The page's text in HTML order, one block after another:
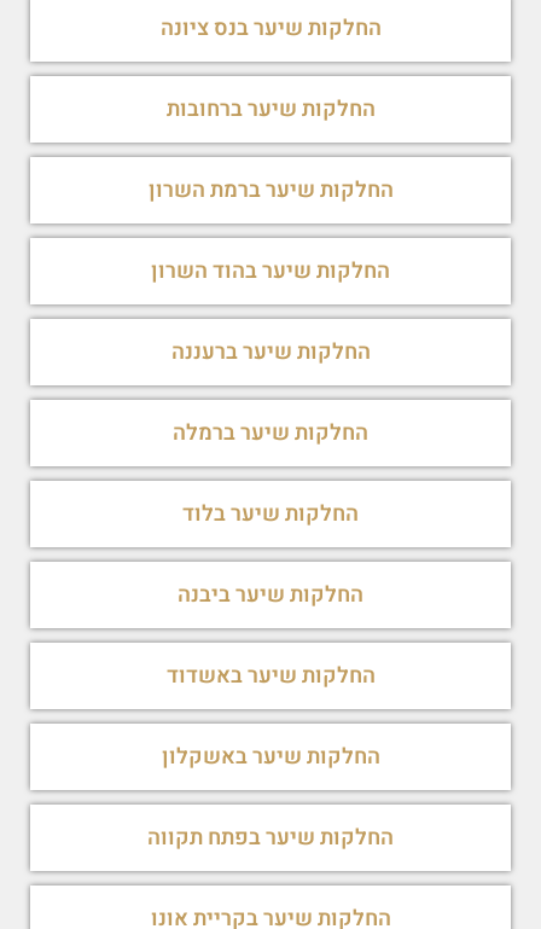
החלקות שיער בנס ציונה
החלקות שיער ברחובות
החלקות שיער ברמת השרון
החלקות שיער בהוד השרון
החלקות שיער ברעננה
החלקות שיער ברמלה
החלקות שיער בלוד
החלקות שיער ביבנה
החלקות שיער באשדוד
החלקות שיער באשקלון
החלקות שיער בפתח תקווה
החלקות שיער בקריית אונו